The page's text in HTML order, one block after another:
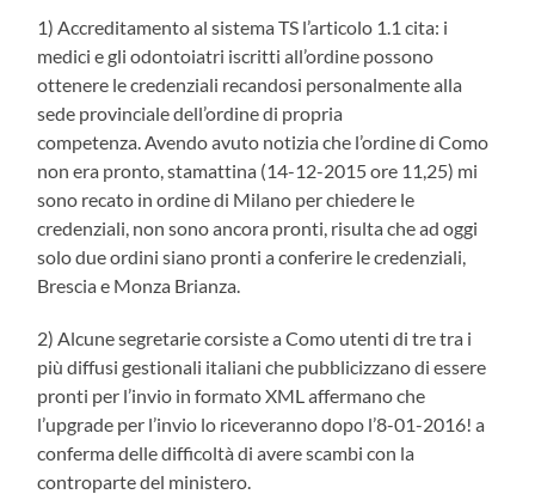
1) Accreditamento al sistema TS l’articolo 1.1 cita: i
medici e gli odontoiatri iscritti all’ordine possono
ottenere le credenziali recandosi personalmente alla
sede provinciale dell’ordine di propria
competenza. Avendo avuto notizia che l’ordine di Como
non era pronto, stamattina (14-12-2015 ore 11,25) mi
sono recato in ordine di Milano per chiedere le
credenziali, non sono ancora pronti, risulta che ad oggi
solo due ordini siano pronti a conferire le credenziali,
Brescia e Monza Brianza.
2) Alcune segretarie corsiste a Como utenti di tre tra i
più diffusi gestionali italiani che pubblicizzano di essere
pronti per l’invio in formato XML affermano che
l’upgrade per l’invio lo riceveranno dopo l’8-01-2016! a
conferma delle difficoltà di avere scambi con la
controparte del ministero.